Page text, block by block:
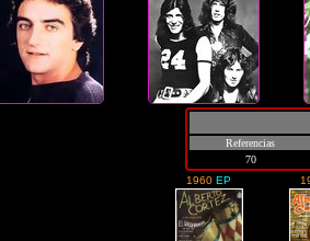
Referencias
70
1960EP